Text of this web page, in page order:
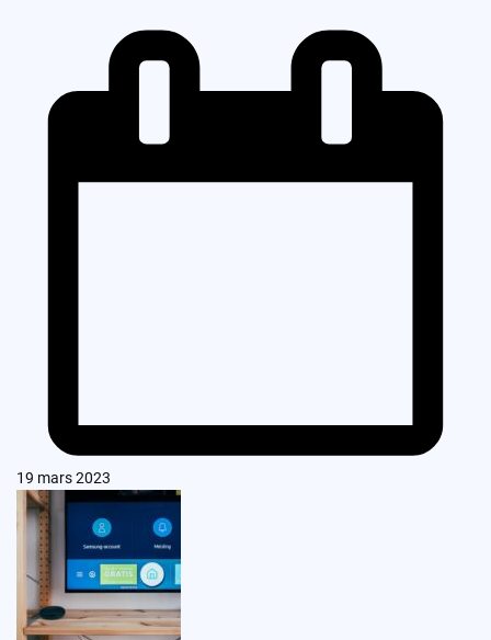
19 mars 2023